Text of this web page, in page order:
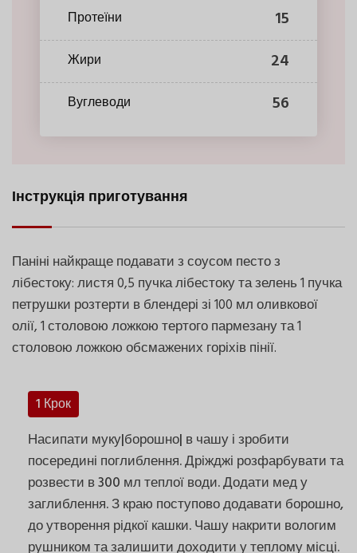
Протеїни 15
Жири 24
Вуглеводи 56
Інструкція приготування
Паніні найкраще подавати з соусом песто з
лібестоку: листя 0,5 пучка лібестоку та зелень 1 пучка
петрушки розтерти в блендері зі 100 мл оливкової
олії, 1 столовою ложкою тертого пармезану та 1
столовою ложкою обсмажених горіхів пінії.
1 Крок
Насипати муку|борошно| в чашу і зробити
посередині поглиблення. Дріжджі розфарбувати та
розвести в 300 мл теплої води. Додати мед у
заглиблення. З краю поступово додавати борошно,
до утворення рідкої кашки. Чашу накрити вологим
рушником та залишити доходити у теплому місці.